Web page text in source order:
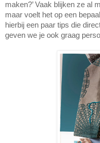
maken?’ Vaak blijken ze al
maar voelt het op een
hierbij een paar tips die
geven we je ook graag